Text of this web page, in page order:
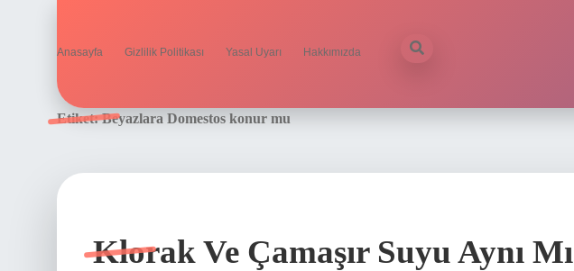
Anasayfa Gizlilik Politikası Yasal Uyarı Hakkımızda
Etiket:Beyazlara Domestos konur mu
Klorak Ve Çamaşır Suyu Aynı Mı